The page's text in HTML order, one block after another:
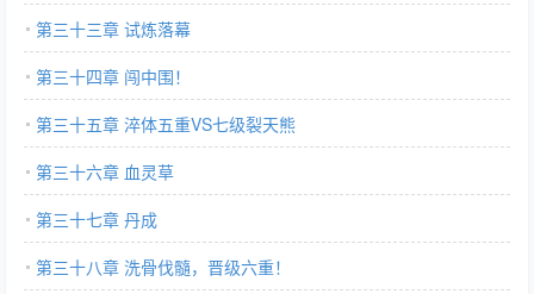
第三十三章 试炼落幕
第三十四章 闯中围！
第三十五章 淬体五重VS七级裂天熊
第三十六章 血灵草
第三十七章 丹成
第三十八章 洗骨伐髓，晋级六重！